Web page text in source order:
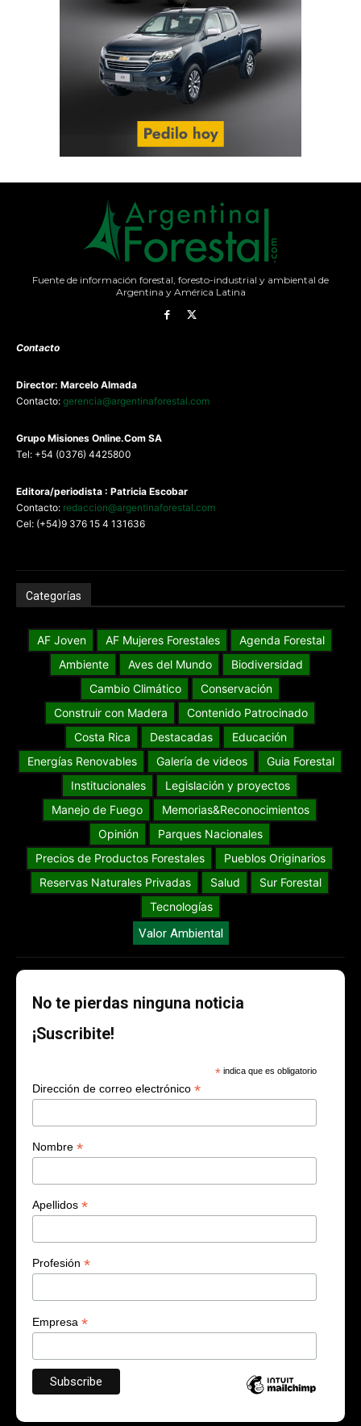
Fuente de información forestal, foresto-industrial y ambiental de
Argentina y América Latina
Contacto
Director: Marcelo Almada
Contacto: gerencia@argentinaforestal.com
Grupo Misiones Online.Com SA
Tel: +54 (0376) 4425800
Editora/periodista : Patricia Escobar
Contacto: redaccion@argentinaforestal.com
Cel: (+54)9 376 15 4 131636
Categorías
AF Joven AF Mujeres Forestales
Agenda Forestal
Ambiente
Aves del Mundo
Biodiversidad
Cambio Climático
Conservación
Construir con Madera
Contenido Patrocinado
Costa Rica
Destacadas
Educación
Energías Renovables
Galería de videos
Guia Forestal
Institucionales
Legislación y proyectos
Manejo de Fuego
Memorias&Reconocimientos
Opinión
Parques Nacionales
Precios de Productos Forestales
Pueblos Originarios
Reservas Naturales Privadas
Salud
Sur Forestal
Tecnologías
Valor Ambiental
No te pierdas ninguna noticia
¡Suscribite!
* indica que es obligatorio
Dirección de correo electrónico *
Nombre *
Apellidos *
Profesión *
Empresa *